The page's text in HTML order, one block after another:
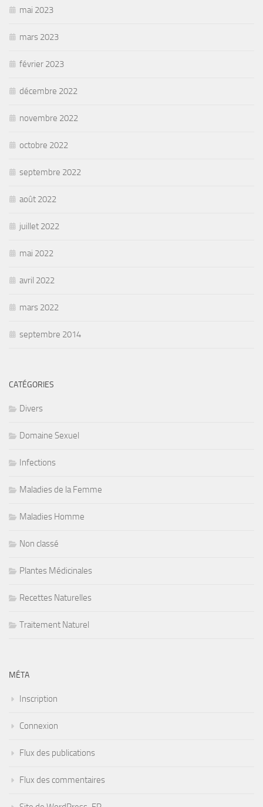
mai 2023
mars 2023
février 2023
décembre 2022
novembre 2022
octobre 2022
septembre 2022
août 2022
juillet 2022
mai 2022
avril 2022
mars 2022
septembre 2014
CATÉGORIES
Divers
Domaine Sexuel
Infections
Maladies de la Femme
Maladies Homme
Non classé
Plantes Médicinales
Recettes Naturelles
Traitement Naturel
MÉTA
Inscription
Connexion
Flux des publications
Flux des commentaires